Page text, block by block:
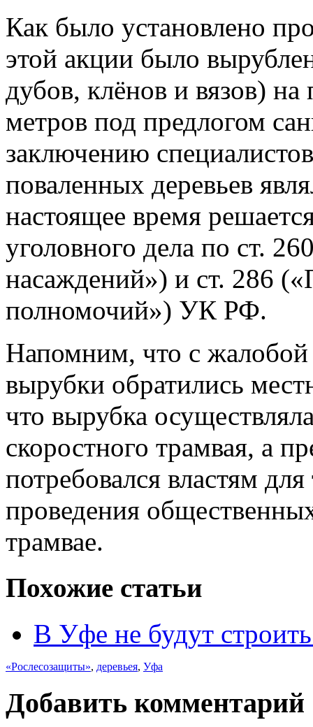
Как было установлено
этой акции было
дубов, клёнов и вязов)
метров под предлогом
заключению
поваленных деревьев
настоящее время
уголовного дела по ст.
насаждений») и ст. 286
полномочий») УК РФ.
Напомним, что с жалобой
вырубки обратились
что вырубка
скоростного трамвая, а
потребовался властям
проведения
трамвае.
Похожие статьи
В Уфе не будут
«Рослесозащиты», деревьея, Уфа
Добавить комментарий